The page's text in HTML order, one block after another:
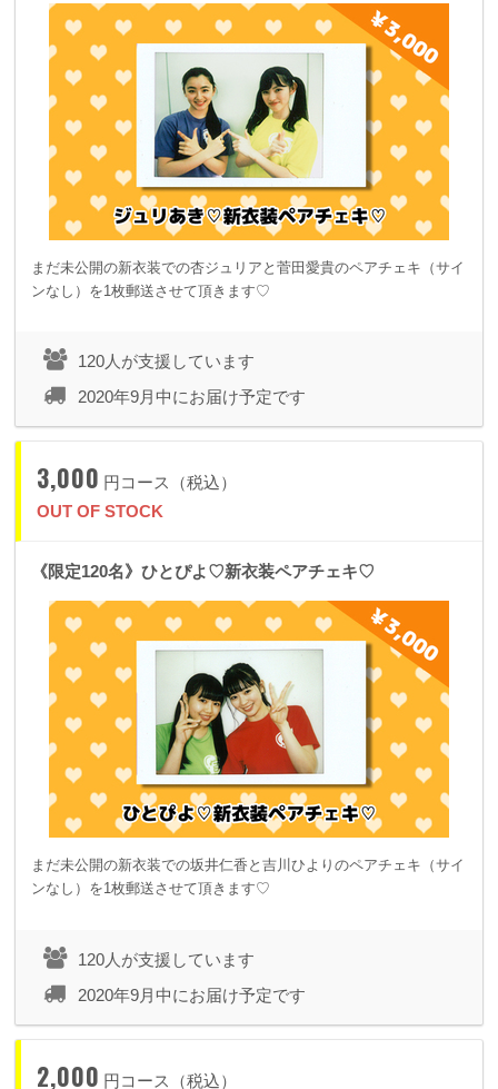
まだ未公開の新衣装での杏ジュリアと菅田愛貴のペアチェキ（サイ
ンなし）を1枚郵送させて頂きます♡
120人が支援しています
2020年9月中にお届け予定です
3,000 円コース（税込）
OUT OF STOCK
《限定120名》ひとぴよ♡新衣装ペアチェキ♡
まだ未公開の新衣装での坂井仁香と吉川ひよりのペアチェキ（サイ
ンなし）を1枚郵送させて頂きます♡
120人が支援しています
2020年9月中にお届け予定です
2,000 円コース（税込）